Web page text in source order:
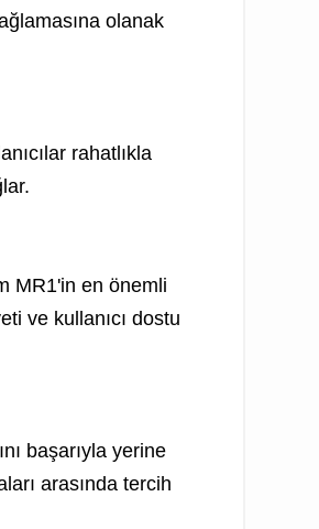
olanak
rahatlıkla
MR1'in en önemli
ve kullanıcı dostu
başarıyla yerine
arasında tercih